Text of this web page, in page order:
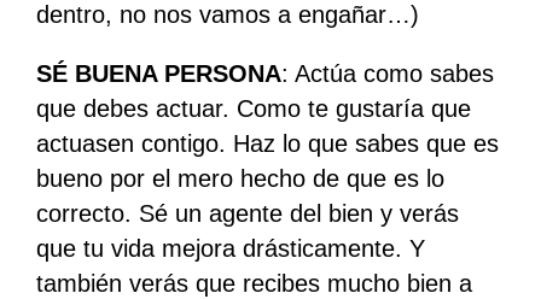
dentro, no nos vamos a engañar…)
SÉ BUENA PERSONA: Actúa como sabes
que debes actuar. Como te gustaría que
actuasen contigo. Haz lo que sabes que es
bueno por el mero hecho de que es lo
correcto. Sé un agente del bien y verás
que tu vida mejora drásticamente. Y
también verás que recibes mucho bien a